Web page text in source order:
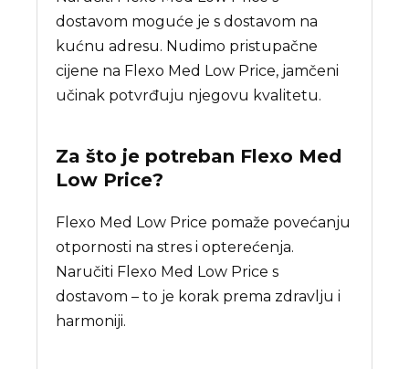
dostavom moguće je s dostavom na
kućnu adresu. Nudimo pristupačne
cijene na Flexo Med Low Price, jamčeni
učinak potvrđuju njegovu kvalitetu.
Za što je potreban Flexo Med
Low Price?
Flexo Med Low Price pomaže povećanju
otpornosti na stres i opterećenja.
Naručiti Flexo Med Low Price s
dostavom – to je korak prema zdravlju i
harmoniji.